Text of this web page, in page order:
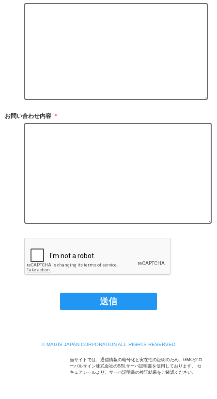
お問い合わせ内容 ＊
© MAGIS JAPAN CORPORATION ALL RIGHTS RESERVED
当サイトでは、通信情報の暗号化と実在性の証明のため、GMOグロ
ーバルサイン株式会社のSSLサーバ証明書を使用しております。 セ
キュアシールより、サーバ証明書の検証結果をご確認ください。